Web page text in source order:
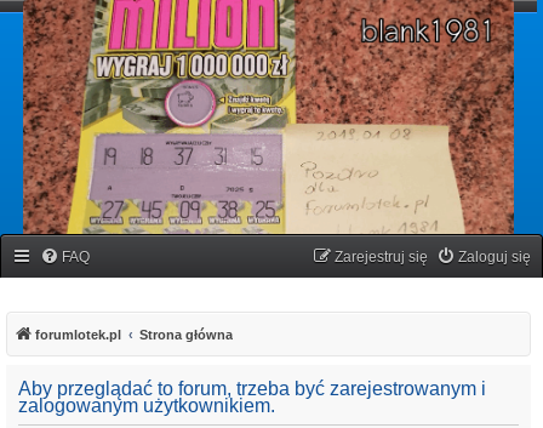
forumlotek.pl
Forum gier liczbowych
FAQ Zaloguj się
Zarejestruj się
forumlotek.pl Strona główna
Aby przeglądać to forum, trzeba być zarejestrowanym i
zalogowanym użytkownikiem.